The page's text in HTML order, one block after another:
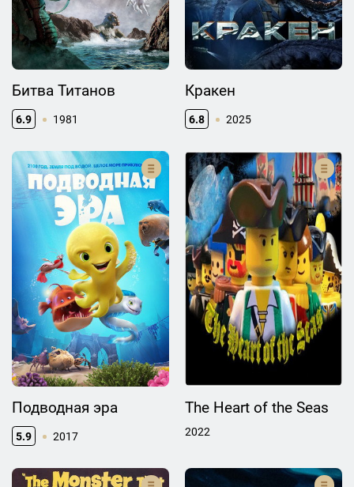
Битва Титанов
6.9 1981
Кракен
6.8 2025
Подводная эра
5.9 2017
The Heart of the Seas
2022